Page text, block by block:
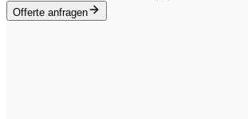
Offerte anfragen